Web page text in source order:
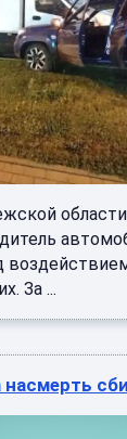
За ...
насмерть